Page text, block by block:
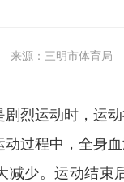
来源：三明市体育局
运动时，运动
过程中，全身
减少。运动结束